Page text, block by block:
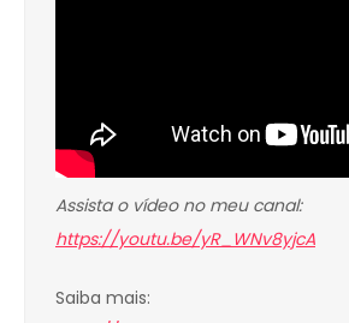
Assista o vídeo no meu canal:
https://youtu.be/yR_WNv8yjcA
Saiba mais: